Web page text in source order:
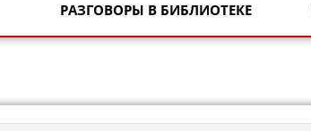
РАЗГОВОРЫ В БИБЛИОТЕКЕ